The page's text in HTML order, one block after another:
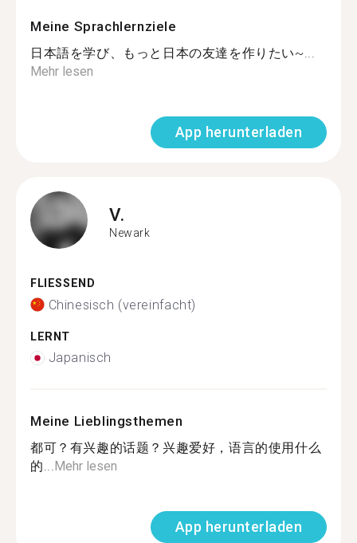
Meine Sprachlernziele
日本語を学び、もっと日本の友達を作りたい~...
Mehr lesen
App herunterladen
V.
Newark
FLIESSEND
Chinesisch (vereinfacht)
LERNT
Japanisch
Meine Lieblingsthemen
都可？有兴趣的话题？兴趣爱好，语言的使用什么
的...Mehr lesen
App herunterladen